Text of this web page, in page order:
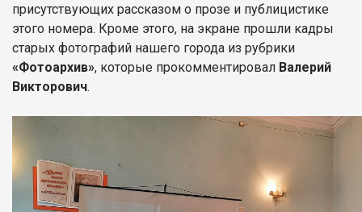
присутствующих рассказом о прозе и публицистике
этого номера. Кроме этого, на экране прошли кадры
старых фотографий нашего города из рубрики
«Фотоархив», которые прокомментировал Валерий
Викторович.